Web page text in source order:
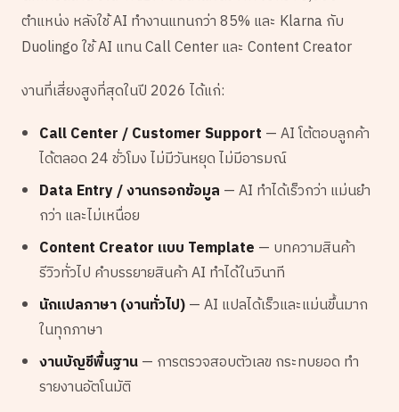
ตำแหน่ง หลังใช้ AI ทำงานแทนกว่า 85% และ Klarna กับ
Duolingo ใช้ AI แทน Call Center และ Content Creator
งานที่เสี่ยงสูงที่สุดในปี 2026 ได้แก่:
Call Center / Customer Support — AI โต้ตอบลูกค้า
ได้ตลอด 24 ชั่วโมง ไม่มีวันหยุด ไม่มีอารมณ์
Data Entry / งานกรอกข้อมูล — AI ทำได้เร็วกว่า แม่นยำ
กว่า และไม่เหนื่อย
Content Creator แบบ Template — บทความสินค้า
รีวิวทั่วไป คำบรรยายสินค้า AI ทำได้ในวินาที
นักแปลภาษา (งานทั่วไป)— AI แปลได้เร็วและแม่นขึ้นมาก
ในทุกภาษา
งานบัญชีพื้นฐาน— การตรวจสอบตัวเลข กระทบยอด ทำ
รายงานอัตโนมัติ